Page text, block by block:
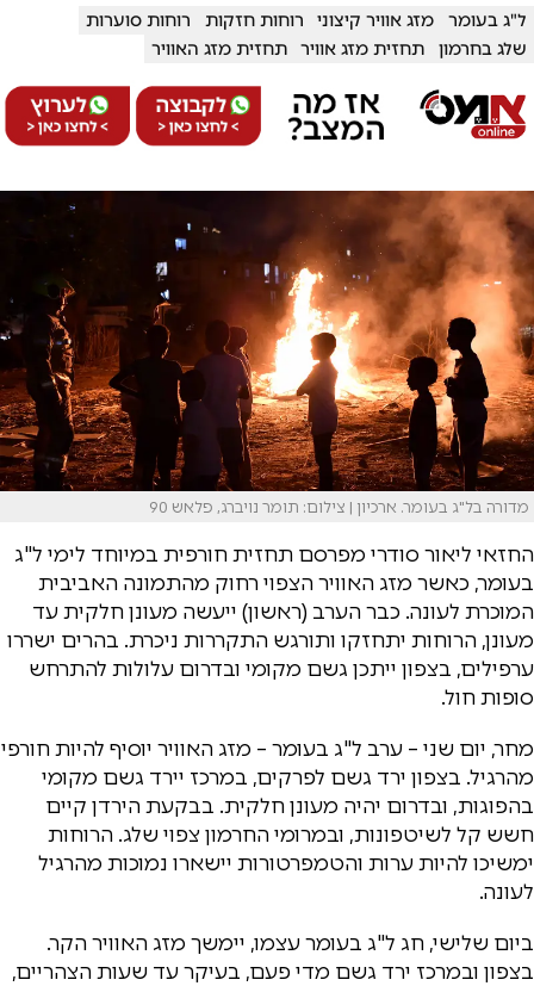
ל"ג בעומר מזג אוויר קיצוני רוחות חזקות
רוחות סוערות
שלג בחרמון
תחזית מזג אוויר תחזית מזג האוויר
מדורה בל"ג בעומר. ארכיון | צילום: תומר נויברג, פלאש 90
החזאי ליאור סודרי מפרסם תחזית חורפית במיוחד לימי ל"ג
בעומר, כאשר מזג האוויר הצפוי רחוק מהתמונה האביבית
המוכרת לעונה. כבר הערב (ראשון) ייעשה מעונן חלקית עד
מעונן, הרוחות יתחזקו ותורגש התקררות ניכרת. בהרים ישררו
ערפילים, בצפון ייתכן גשם מקומי ובדרום עלולות להתרחש
סופות חול.
מחר, יום שני – ערב ל"ג בעומר – מזג האוויר יוסיף להיות חורפי
מהרגיל. בצפון ירד גשם לפרקים, במרכז יירד גשם מקומי
בהפוגות, ובדרום יהיה מעונן חלקית. בבקעת הירדן קיים
חשש קל לשיטפונות, ובמרומי החרמון צפוי שלג. הרוחות
ימשיכו להיות ערות והטמפרטורות יישארו נמוכות מהרגיל
לעונה.
ביום שלישי, חג ל"ג בעומר עצמו, יימשך מזג האוויר הקר.
בצפון ובמרכז ירד גשם מדי פעם, בעיקר עד שעות הצהריים,